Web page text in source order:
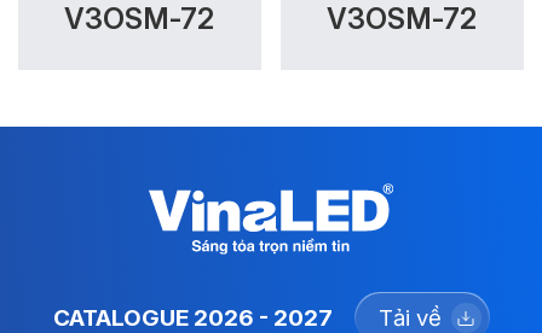
V3OSM-72 V3OSM-72
CATALOGUE 2026 - 2027 Tải về